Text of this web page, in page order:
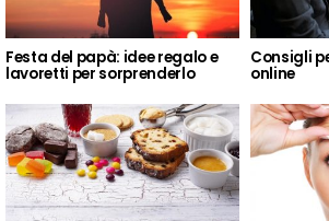
Festa del papà: idee regalo e
lavoretti per sorprenderlo
Consigli
online